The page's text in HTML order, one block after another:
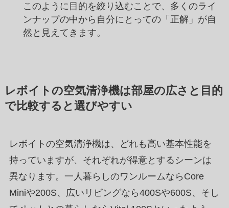
このように目的を絞り込むことで、多くのライ
ンナップの中から自分にとっての「正解」が自
然と見えてきます。
レボイトの空気清浄機は部屋の広さと目的
で比較すると選びやすい
レボイトの空気清浄機は、どれも高い基本性能を
持っていますが、それぞれが得意とするシーンは
異なります。一人暮らしのワンルームならCore
Miniや200S、広いリビングなら400Sや600S、そし